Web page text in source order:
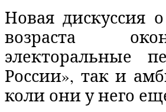
Новая дискуссия
возраста
электоральные
России», так и
коли они у него